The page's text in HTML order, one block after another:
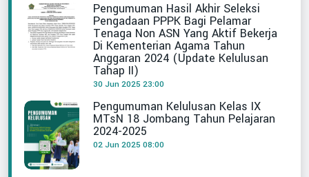
Pengumuman Hasil Akhir Seleksi
Pengadaan PPPK Bagi Pelamar
Tenaga Non ASN Yang Aktif Bekerja
Di Kementerian Agama Tahun
Anggaran 2024 (Update Kelulusan
Tahap II)
30 Jun 2025 23:00
Pengumuman Kelulusan Kelas IX
MTsN 18 Jombang Tahun Pelajaran
2024-2025
02 Jun 2025 08:00